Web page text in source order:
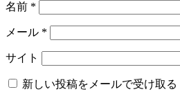
名前 *
メール *
サイト
新しい投稿をメールで受け取る